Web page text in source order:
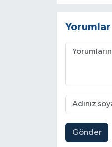
Yorumlar
Gönder